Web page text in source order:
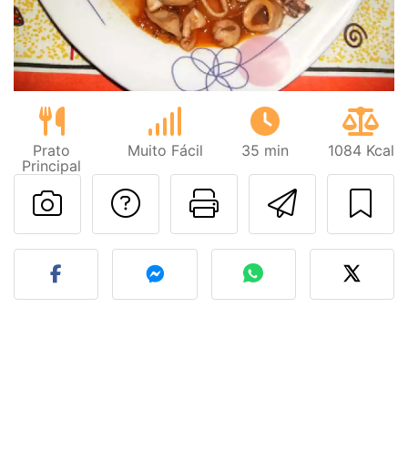
Prato
Principal
Muito Fácil 35 min 1084 Kcal
Imprima
Falar com o autor
Fez esta receita?